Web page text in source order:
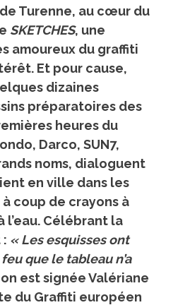
Turenne, au cœur du
SKETCHES, une
amoureux du graffiti
Et pour cause,
dizaines
préparatoires des
heures du
Darco, SUN7,
noms, dialoguent
en ville dans les
à coup de crayons à
Célébrant la
: « Les esquisses ont
que le tableau n’a
est signée Valériane
du Graffiti européen